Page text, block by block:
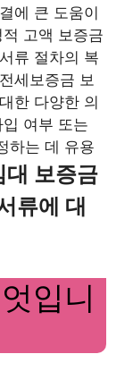
에 큰 도움이
고액 보증금
류 절차의 복
세보증금 보
한 다양한 의
여부 또는
하는 데 유용
대 보증금
류에 대
입니